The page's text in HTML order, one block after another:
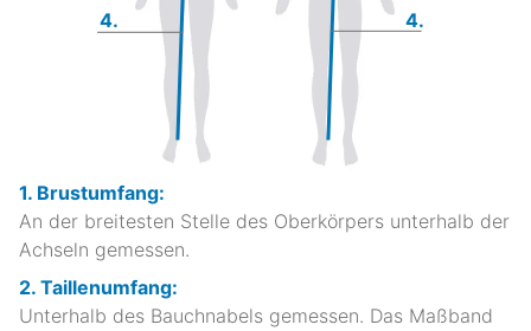
4.
4.
1. Brustumfang:
An der breitesten Stelle des Oberkörpers unterhalb der
Achseln gemessen.
2. Taillenumfang:
Unterhalb des Bauchnabels gemessen. Das Maßband